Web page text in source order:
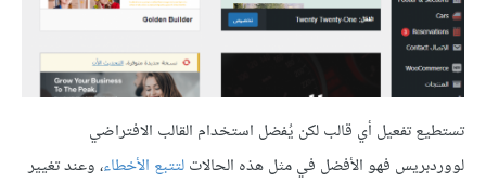
تستطيع تفعيل أي قالب لكن يُفضل استخدام القالب الافتراضي
لووردبريس فهو الأفضل في مثل هذه الحالاتلتتبع الأخطاء، وعند تغيير